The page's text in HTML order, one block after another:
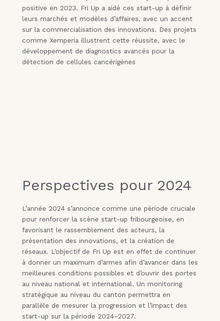
positive en 2023. Fri Up a aidé ces start-up à définir
leurs marchés et modèles d’affaires, avec un accent
sur la commercialisation des innovations. Des projets
comme Xemperia illustrent cette réussite, avec le
développement de diagnostics avancés pour la
détection de cellules cancérigènes
Perspectives pour 2024
L’année 2024 s’annonce comme une période cruciale
pour renforcer la scène start-up fribourgeoise, en
favorisant le rassemblement des acteurs, la
présentation des innovations, et la création de
réseaux. L’objectif de Fri Up est en effet de continuer
à donner un maximum d’armes afin d’avancer dans les
meilleures conditions possibles et d’ouvrir des portes
au niveau national et international. Un monitoring
stratégique au niveau du canton permettra en
parallèle de mesurer la progression et l’impact des
start-up sur la période 2024–2027.